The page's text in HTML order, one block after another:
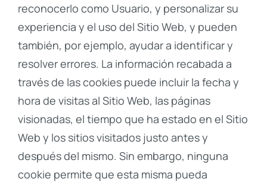
reconocerlo como Usuario, y personalizar su
experiencia y el uso del Sitio Web, y pueden
también, por ejemplo, ayudar a identificar y
resolver errores. La información recabada a
través de las cookies puede incluir la fecha y
hora de visitas al Sitio Web, las páginas
visionadas, el tiempo que ha estado en el Sitio
Web y los sitios visitados justo antes y
después del mismo. Sin embargo, ninguna
cookie permite que esta misma pueda